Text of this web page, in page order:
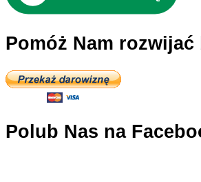
Pomóż Nam rozwijać
Polub Nas na